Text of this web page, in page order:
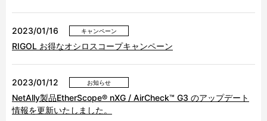
2023/01/16 キャンペーン
RIGOL お得なオシロスコープキャンペーン
2023/01/12 お知らせ
NetAlly製品EtherScope® nXG / AirCheck™ G3 のアップデート
情報を更新いたしました。